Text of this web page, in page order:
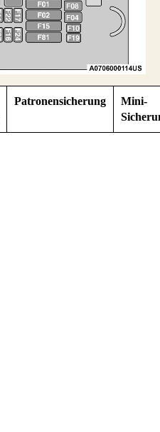
Patronensicherung
Mini-